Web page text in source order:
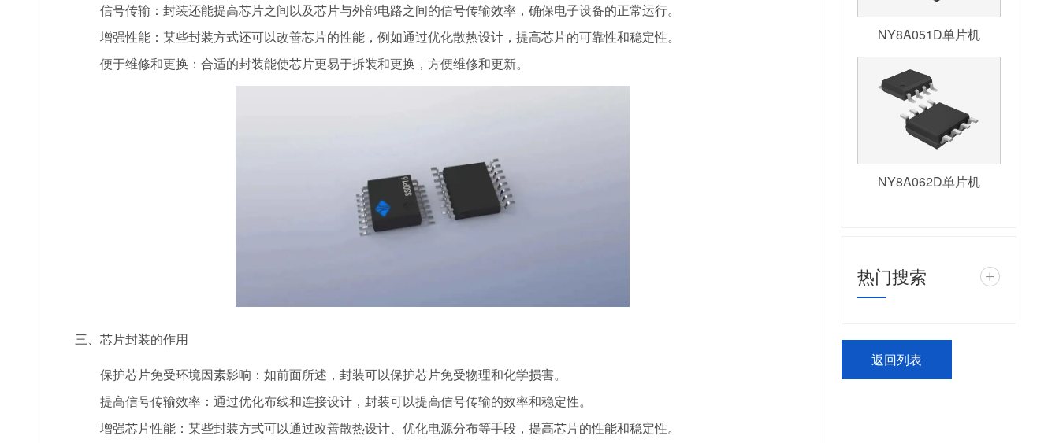
信号传输：封装还能提高芯片之间以及芯片与外部电路之间的信号传输效率，确保电子设备的正常运行。
增强性能：某些封装方式还可以改善芯片的性能，例如通过优化散热设计，提高芯片的可靠性和稳定性。
便于维修和更换：合适的封装能使芯片更易于拆装和更换，方便维修和更新。
三、芯片封装的作用
保护芯片免受环境因素影响：如前面所述，封装可以保护芯片免受物理和化学损害。
提高信号传输效率：通过优化布线和连接设计，封装可以提高信号传输的效率和稳定性。
增强芯片性能：某些封装方式可以通过改善散热设计、优化电源分布等手段，提高芯片的性能和稳定性。
NY8A051D单片机
NY8A062D单片机
热门搜索 +
返回列表